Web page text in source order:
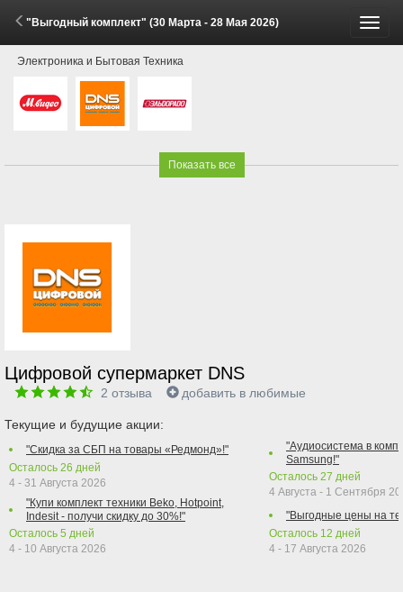
"Выгодный комплект" (30 Марта - 28 Мая 2026)
Электроника и Бытовая Техника
Показать все
Цифровой супермаркет DNS
2 отзыва добавить в любимые
Текущие и будущие акции:
"Скидка за СБП на товары «Редмонд»!"
Осталось 26 дней
4 - 31 Августа 2026
"Купи комплект техники Beko, Hotpoint,
Indesit - получи скидку до 30%!"
Осталось 5 дней
4 - 10 Августа 2026
"Аудиосистема в
Samsung!"
Осталось 27 дней
4 Августа - 1 Сентября
"Выгодные цены на
Осталось 12 дней
4 - 17 Августа 2026